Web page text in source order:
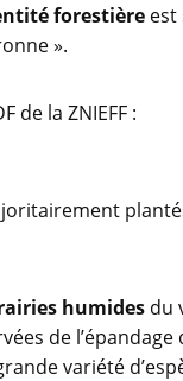
forestière est
».
de la ZNIEFF :
humides du
de
variété